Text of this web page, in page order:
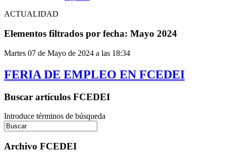
ACTUALIDAD
Elementos filtrados por fecha: Mayo 2024
Martes 07 de Mayo de 2024 a las 18:34
FERIA DE EMPLEO EN FCEDEI
Buscar artículos FCEDEI
Introduce términos de búsqueda
Archivo FCEDEI